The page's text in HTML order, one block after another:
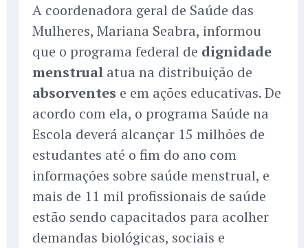
A coordenadora geral de Saúde das
Mulheres, Mariana Seabra, informou
que o programa federal de dignidade
menstrual atua na distribuição de
absorventes e em ações educativas. De
acordo com ela, o programa Saúde na
Escola deverá alcançar 15 milhões de
estudantes até o fim do ano com
informações sobre saúde menstrual, e
mais de 11 mil profissionais de saúde
estão sendo capacitados para acolher
demandas biológicas, sociais e